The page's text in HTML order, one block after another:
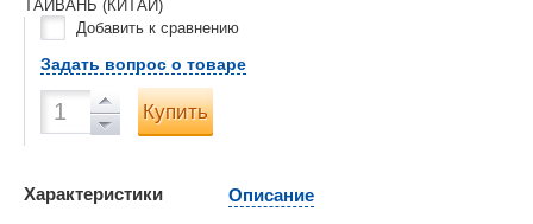
ТАЙВАНЬ (КИТАЙ)
Добавить к сравнению
Задать вопрос о товаре
Купить
Характеристики
Описание